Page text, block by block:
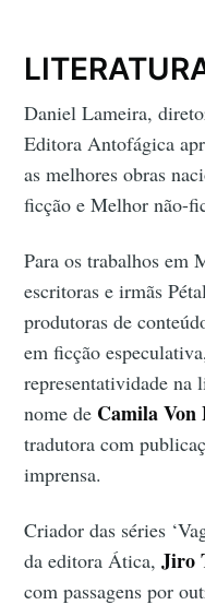
Daniel Lameira,
Editora Antofágica
as melhores obras
ficção e Melhor não-
Para os trabalhos em
escritoras e irmãs
produtoras de
em ficção
representatividade na
nome de Camila Von
tradutora com
imprensa.
Criador das séries
da editora Ática,Jiro
com passagens por